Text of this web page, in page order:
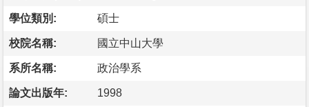
學位類別: 碩士
校院名稱: 國立中山大學
系所名稱: 政治學系
論文出版年: 1998